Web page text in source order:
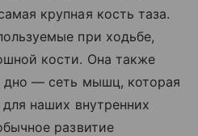
крупная кость таза.
при ходьбе,
кости. Она также
дно — сеть мышц, которая
наших внутренних
развитие